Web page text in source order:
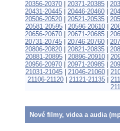
20356-20370
20371-20385
20431-20445
20446-20460
20506-20520
20521-20535
20581-20595| 20596-20610|
20656-20670
20671-20685
20731-20745
20746-20760
20806-20820
20821-20835
20881-20895| 20896-20910|
20956-20970
20971-20985
21031-21045| 21046-21060|
21106-21120
21121-21135
Nové filmy, videa a audia